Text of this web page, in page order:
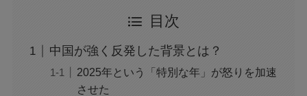
結婚してる？
アレン様が川村エミコに怒ったのは本当？な
ぜ？公開収録で何があった？
目次
中国が強く反発した背景とは？
2025年という「特別な年」が怒りを加速
させた